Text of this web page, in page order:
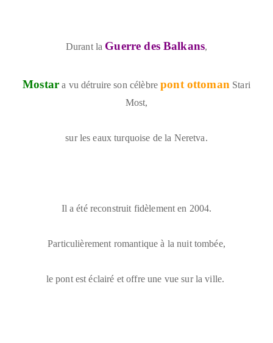
Durant la Guerre des Balkans,
Mostar a vu détruire son célèbre pont ottoman Stari
Most,
sur les eaux turquoise de la Neretva.
Il a été reconstruit fidèlement en 2004.
Particulièrement romantique à la nuit tombée,
le pont est éclairé et offre une vue sur la ville.